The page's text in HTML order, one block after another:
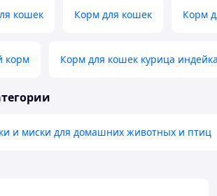
кошек Корм для кошек Корм
корм Корм для кошек курица
и миски для домашних животных и птиц